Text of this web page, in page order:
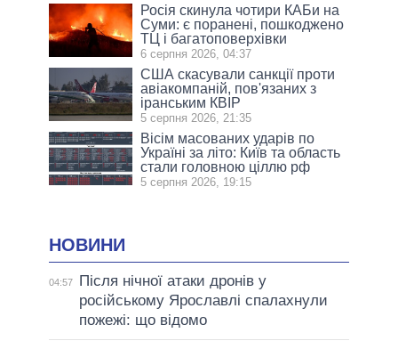
Росія скинула чотири КАБи на
Суми: є поранені, пошкоджено
ТЦ і багатоповерхівки
6 серпня 2026, 04:37
США скасували санкції проти
авіакомпаній, пов'язаних з
іранським КВІР
5 серпня 2026, 21:35
Вісім масованих ударів по
Україні за літо: Київ та область
стали головною ціллю рф
5 серпня 2026, 19:15
НОВИНИ
04:57
Після нічної атаки дронів у
російському Ярославлі спалахнули
пожежі: що відомо